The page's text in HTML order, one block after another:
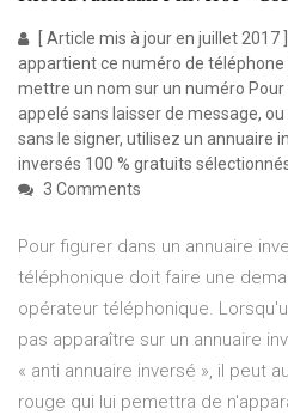
[ Article mis à jour en juillet 2017
appartient ce numéro de
mettre un nom sur un numéro
appelé sans laisser de message,
sans le signer, utilisez un annuaire
inversés 100 % gratuits
3 Comments
Pour figurer dans un annuaire
téléphonique doit faire une
opérateur téléphonique.
pas apparaître sur un annuaire
« anti annuaire inversé », il peut
rouge qui lui pemettra de